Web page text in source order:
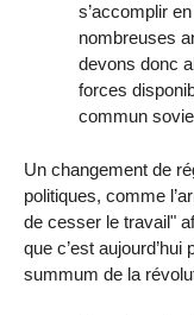
s’accomplir
nombreuses
devons donc
forces
commun
Un changement de
politiques, comme
de cesser le travail"
que c’est
summum de la